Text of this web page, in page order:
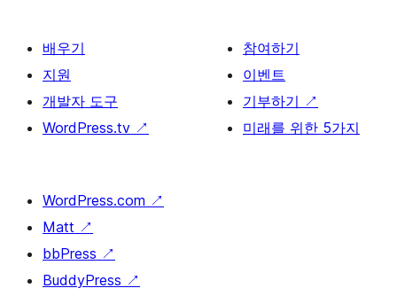
배우기
지원
개발자 도구
WordPress.tv ↗
참여하기
이벤트
기부하기 ↗
미래를 위한 5가지
WordPress.com ↗
Matt ↗
bbPress ↗
BuddyPress ↗